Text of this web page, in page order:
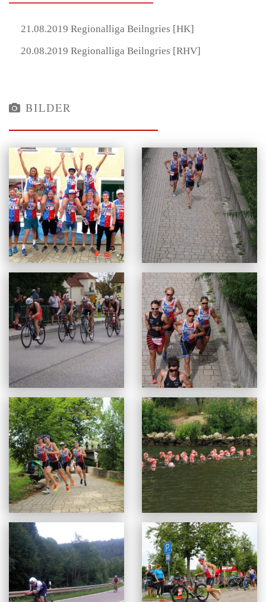
21.08.2019 Regionalliga Beilngries [HK]
20.08.2019 Regionalliga Beilngries [RHV]
BILDER